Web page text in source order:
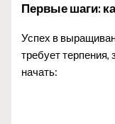
Первые шаги:
Успех в
требует терпения,
начать: